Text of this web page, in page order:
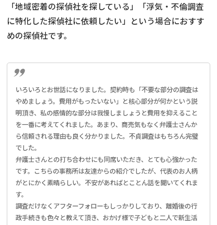
「地域密着の探偵社を探している」「浮気・不倫調査
に特化した探偵社に依頼したい」という場合におすす
めの探偵社です。
いろいろとお世話になりました。契約時も「不要な部分の調査は
やめましょう。費用がもったいない」と核心部分が何かという説
明頂き、私の感情的な部分は我慢しましょうと費用を抑えること
を一番に考えてくれました。あまり、商売気もなく弁護士さんか
ら信頼される理由も良く分かりました。不貞調査はもちろん完璧
でした。
弁護士さんとの打ち合わせにも同席いただき、とても心強かった
です。こちらの事務所は友達からの紹介でしたが、代表のお人柄
がとにかく素晴らしい。不安があればとことん話を聞いてくれま
す。
調査だけなくアフターフォローもしっかりしており、離婚後の行
政手続きも色々と教えて頂き、おかげ様で子どもと二人で新生活